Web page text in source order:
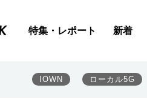
特集・レポート 新着
IOWN ローカル5G